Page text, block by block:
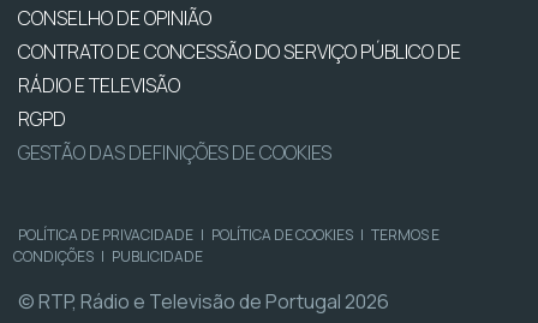
CONSELHO DE OPINIÃO
CONTRATO DE CONCESSÃO DO SERVIÇO PÚBLICO DE
RÁDIO E TELEVISÃO
RGPD
GESTÃO DAS DEFINIÇÕES DE COOKIES
POLÍTICA DE PRIVACIDADE | POLÍTICA DE COOKIES | TERMOS E
CONDIÇÕES | PUBLICIDADE
© RTP, Rádio e Televisão de Portugal 2026